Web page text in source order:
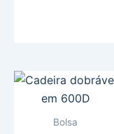
Bolsa